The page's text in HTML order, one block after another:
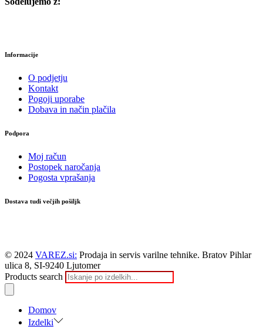
Informacije
O podjetju
Kontakt
Pogoji uporabe
Dobava in način plačila
Podpora
Moj račun
Postopek naročanja
Pogosta vprašanja
Dostava tudi večjih pošiljk
© 2024 VAREZ.si: Prodaja in servis varilne tehnike. Bratov Pihlar
ulica 8, SI-9240 Ljutomer
Products search
Domov
Izdelki